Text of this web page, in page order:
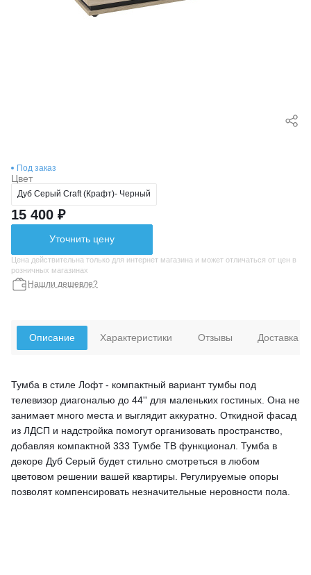
Под заказ
Цвет
Дуб Серый Craft (Крафт)- Черный
15 400 ₽
Уточнить цену
Цена действительна только для интернет магазина и может отличаться от цен в
розничных магазинах
Нашли дешевле?
Описание
Тумба в стиле Лофт - компактный вариант тумбы под
телевизор диагональю до 44'' для маленьких гостиных. Она не
занимает много места и выглядит аккуратно. Откидной фасад
из ЛДСП и надстройка помогут организовать пространство,
добавляя компактной 333 Тумбе ТВ функционал. Тумба в
декоре Дуб Серый будет стильно смотреться в любом
цветовом решении вашей квартиры. Регулируемые опоры
позволят компенсировать незначительные неровности пола.
Характеристики Отзывы Доставка